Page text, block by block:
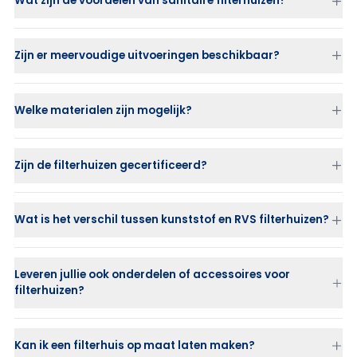
Zijn er meervoudige uitvoeringen beschikbaar?
Welke materialen zijn mogelijk?
Zijn de filterhuizen gecertificeerd?
Wat is het verschil tussen kunststof en RVS filterhuizen?
RVS filterhuizenzijn sterk, duurzaam en geschikt voor hoge
Kunststof filterhuizen (PP of PVDF)zijn ideaal bij corrosieve of
chemische vloeistoffen waar RVS niet toepasbaar is.
Leveren jullie ook onderdelen of accessoires voor
filterhuizen?
Kan ik een filterhuis op maat laten maken?